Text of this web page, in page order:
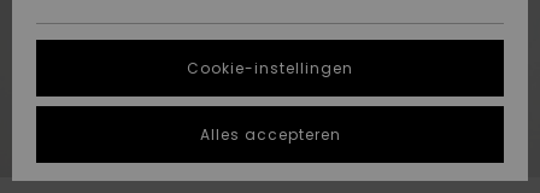
Highlights
Highlights
gesprek om het
snelste
vraag te
krijgen.
DUURZAAMHEID
STORE LOCATOR
Cookie-instellingen
Alles accepteren